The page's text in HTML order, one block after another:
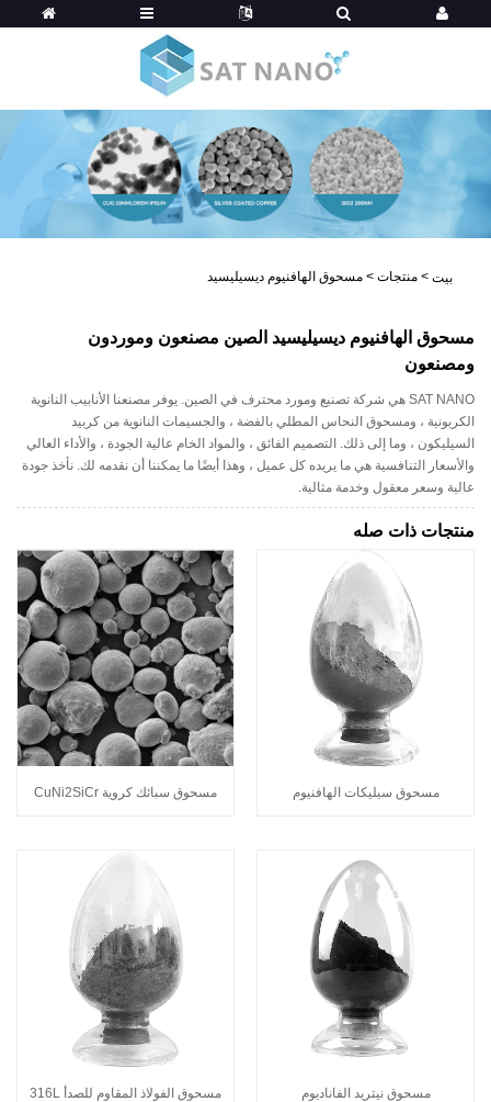
بيت > منتجات > مسحوق الهافنيوم ديسيليسيد
مسحوق الهافنيوم ديسيليسيد الصين مصنعون وموردون
ومصنعون
SAT NANO هي شركة تصنيع ومورد محترف في الصين. يوفر مصنعنا الأنابيب النانوية
الكربونية ، ومسحوق النحاس المطلي بالفضة ، والجسيمات النانوية من كربيد
السيليكون ، وما إلى ذلك. التصميم الفائق ، والمواد الخام عالية الجودة ، والأداء العالي
والأسعار التنافسية هي ما يريده كل عميل ، وهذا أيضًا ما يمكننا أن نقدمه لك. نأخذ جودة
عالية وسعر معقول وخدمة مثالية.
منتجات ذات صله
مسحوق سيليكات الهافنيوم مسحوق سبائك كروية CuNi2SiCr
مسحوق نيتريد الفاناديوم مسحوق الفولاذ المقاوم للصدأ 316L